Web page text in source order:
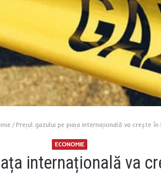
/Prețul gazului pe piața internațională va crește în
ECONOMIE
internațională va